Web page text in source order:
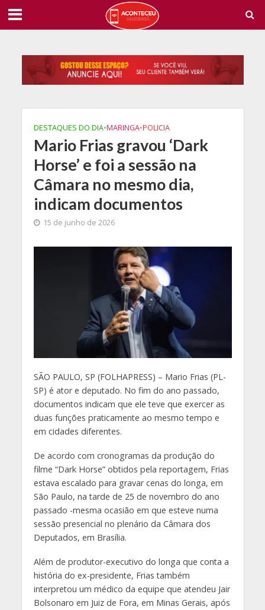
DESTAQUES DO DIA•MARINGA•POLICIA
Mario Frias gravou ‘Dark
Horse’ e foi a sessão na
Câmara no mesmo dia,
indicam documentos
15 de junho de 2026
SÃO PAULO, SP (FOLHAPRESS) – Mario Frias (PL-
SP) é ator e deputado. No fim do ano passado,
documentos indicam que ele teve que exercer as
duas funções praticamente ao mesmo tempo e
em cidades diferentes.
De acordo com cronogramas da produção do
filme “Dark Horse” obtidos pela reportagem, Frias
estava escalado para gravar cenas do longa, em
São Paulo, na tarde de 25 de novembro do ano
passado -mesma ocasião em que esteve numa
sessão presencial no plenário da Câmara dos
Deputados, em Brasília.
Além de produtor-executivo do longa que conta a
história do ex-presidente, Frias também
interpretou um médico da equipe que atendeu Jair
Bolsonaro em Juiz de Fora, em Minas Gerais, após